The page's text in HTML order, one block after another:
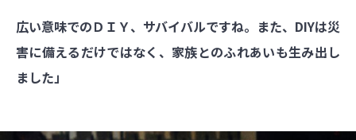
広い意味でのＤＩＹ、サバイバルですね。また、DIYは災
害に備えるだけではなく、家族とのふれあいも生み出し
ました」